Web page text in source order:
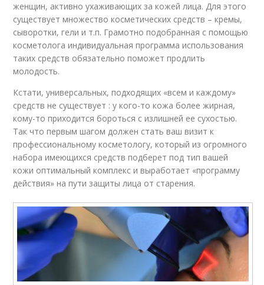
женщин, активно ухаживающих за кожей лица. Для этого
существует множество косметических средств – кремы,
сыворотки, гели и т.п. Грамотно подобранная с помощью
косметолога индивидуальная программа использования
таких средств обязательно поможет продлить
молодость.
Кстати, универсальных, подходящих «всем и каждому»
средств не существует : у кого-то кожа более жирная,
кому-то приходится бороться с излишней ее сухостью.
Так что первым шагом должен стать ваш визит к
профессиональному косметологу, который из огромного
набора имеющихся средств подберет под тип вашей
кожи оптимальный комплекс и выработает «программу
действия» на пути защиты лица от старения.